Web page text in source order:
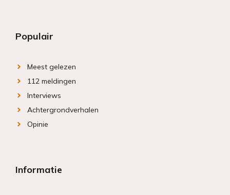
Populair
Meest gelezen
112 meldingen
Interviews
Achtergrondverhalen
Opinie
Informatie